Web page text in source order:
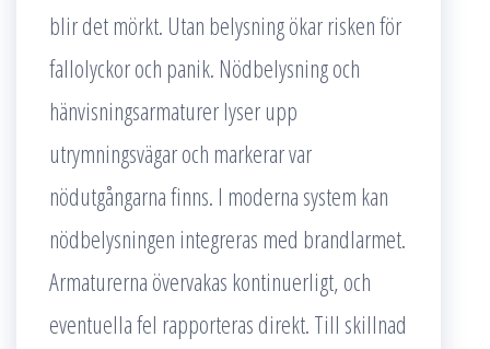
blir det mörkt. Utan belysning ökar risken för
fallolyckor och panik. Nödbelysning och
hänvisningsarmaturer lyser upp
utrymningsvägar och markerar var
nödutgångarna finns. I moderna system kan
nödbelysningen integreras med brandlarmet.
Armaturerna övervakas kontinuerligt, och
eventuella fel rapporteras direkt. Till skillnad